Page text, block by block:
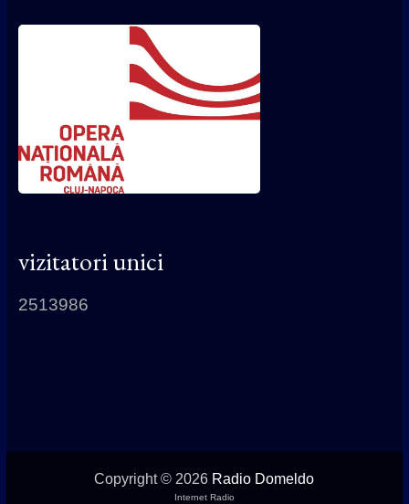
vizitatori unici
2513986
Copyright © 2026 Radio Domeldo
Internet Radio